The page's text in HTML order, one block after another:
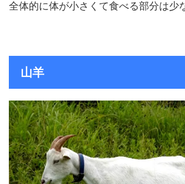
全体的に体が小さくて食べる部分は少
山羊